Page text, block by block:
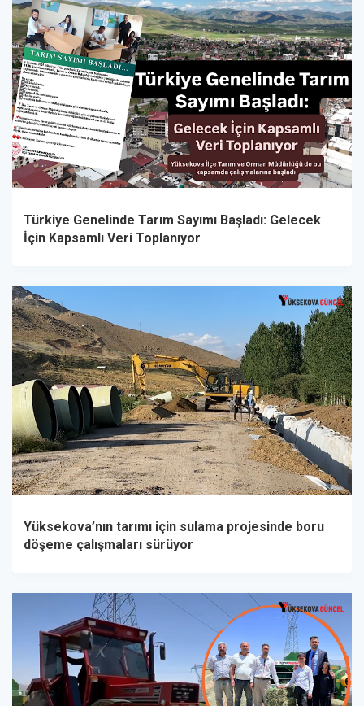
Türkiye Genelinde Tarım Sayımı Başladı: Gelecek
İçin Kapsamlı Veri Toplanıyor
Yüksekova’nın tarımı için sulama projesinde boru
döşeme çalışmaları sürüyor